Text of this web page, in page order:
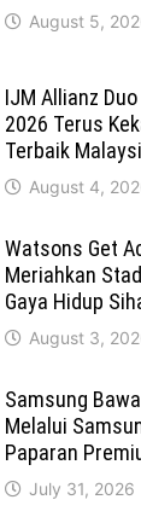
August 5,
IJM Allianz
2026 Terus
Terbaik
August 4,
Watsons Get
Meriahkan
Gaya Hidup
August 3,
Samsung
Melalui
Paparan
July 31, 2026